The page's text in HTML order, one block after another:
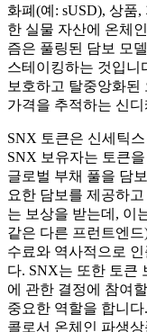
화폐(예: sUSD), 상품
한 실물 자산에 온체
즘은 풀링된 담보 모
스테이킹하는 것입니
보호하고 탈중앙화된
가격을 추적하는 신
SNX 토큰은 신세틱
SNX 보유자는 토큰
글로벌 부채 풀을 담
요한 담보를 제공하
는 보상을 받는데, 이
같은 다른 프런트엔
수료와 역사적으로
다. SNX는 또한 토큰
에 관한 결정에 참여
중요한 역할을 합니
콜로서 온체인 파생